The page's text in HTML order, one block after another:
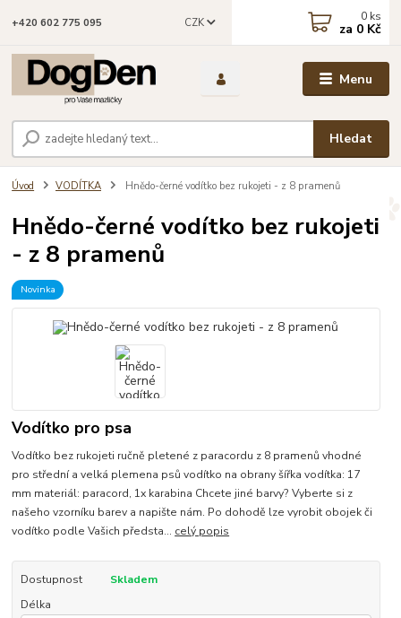
Menu
CZK
Hledat
+420 602 775 095 0 ks
za 0 Kč
Úvod VODÍTKA Hnědo-černé vodítko bez rukojeti - z 8 pramenů
Hnědo-černé vodítko bez rukojeti
- z 8 pramenů
Novinka
Vodítko pro psa
Vodítko bez rukojeti ručně pletené z paracordu z 8 pramenů vhodné
pro střední a velká plemena psů vodítko na obrany šířka vodítka: 17
mm materiál: paracord, 1x karabina Chcete jiné barvy? Vyberte si z
našeho vzorníku barev a napište nám. Po dohodě lze vyrobit obojek či
vodítko podle Vašich předsta... celý popis
Dostupnost
Skladem
Délka